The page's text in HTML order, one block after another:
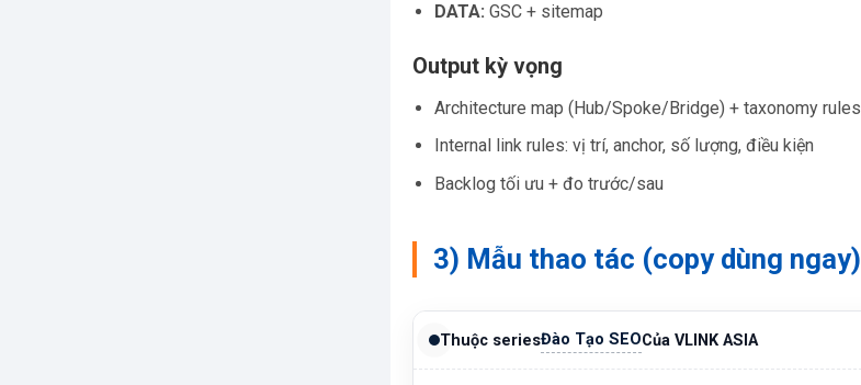
DATA: GSC + sitemap
Output kỳ vọng
Architecture map (Hub/Spoke/Bridge) + taxonomy rules
Internal link rules: vị trí, anchor, số lượng, điều kiện
Backlog tối ưu + đo trước/sau
3) Mẫu thao tác (copy dùng ngay)
Thuộc seriesĐào Tạo SEOCủa VLINK ASIA